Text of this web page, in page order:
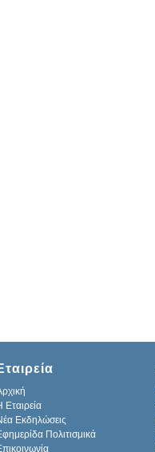
Εταιρεία
Εκδηλώσεις
Πολιτισμικά